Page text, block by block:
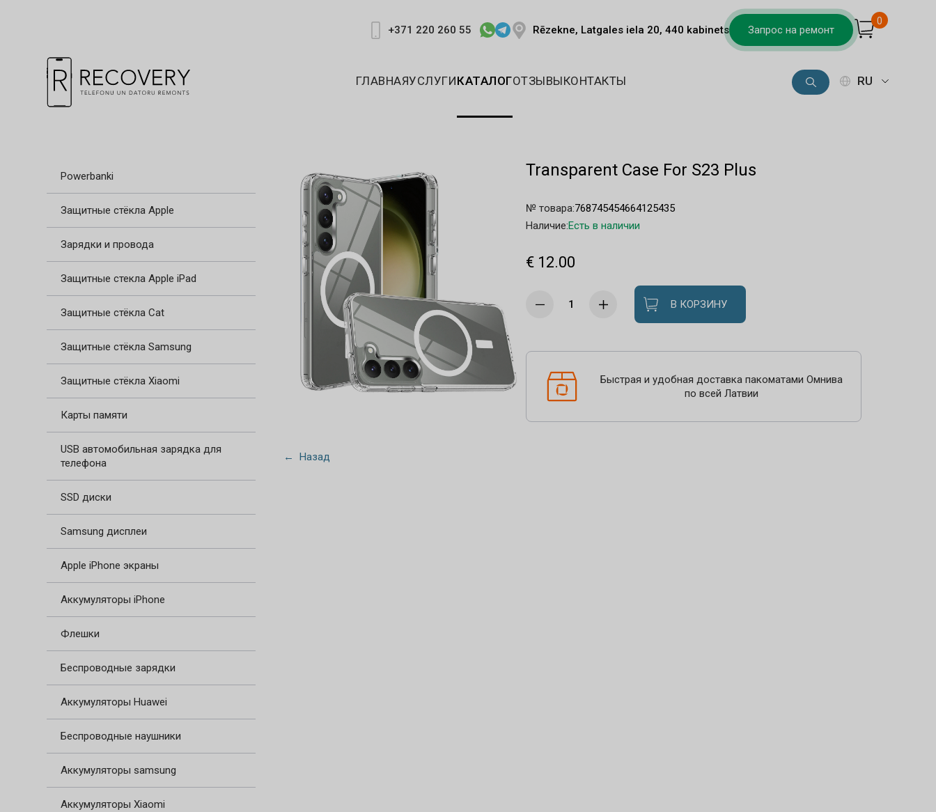
+371 220 260 55 Rēzekne, Latgales iela 20, 440 kabinets Запрос на ремонт
0
ГЛАВНАЯУСЛУГИКАТАЛОГОТЗЫВЫКОНТАКТЫ RU
Powerbanki
Защитные стёкла Apple
Зарядки и провода
Защитные стекла Apple iPad
Защитные стёкла Cat
Защитные стёкла Samsung
Защитные стёкла Xiaomi
Карты памяти
USB автомобильная зарядка для
телефона
SSD диски
Samsung дисплеи
Apple iPhone экраны
Аккумуляторы iPhone
Флешки
Беспроводные зарядки
Аккумуляторы Huawei
Беспроводные наушники
Аккумуляторы samsung
Аккумуляторы Xiaomi
Transparent Case For S23 Plus
№ товара:768745454664125435
Наличие:Есть в наличии
€ 12.00
В КОРЗИНУ
Быстрая и удобная доставка пакоматами Омнива
по всей Латвии
← Назад